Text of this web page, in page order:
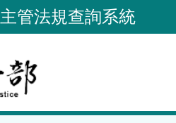
主管法規查詢系統